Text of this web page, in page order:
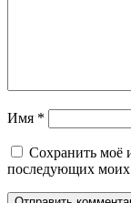
Имя *
Сохранить моё
последующих моих